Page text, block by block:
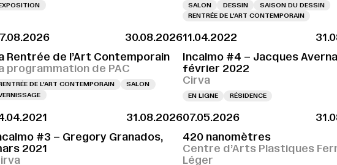
SALON DESSIN
SAISON DU DESSIN
RENTRÉE DE L'ART CONTEMPORAIN
30.08.2026
Rentrée de l’Art Contemporain
programmation de PAC
DE L'ART CONTEMPORAIN
SALON
11.04.2022
Incalmo #4 – Jacques
février 2022
Cirva
EN LIGNE RÉSIDENCE
31.08.2026
#3 – Gregory Granados,
2021
07.05.2026
420 nanomètres
Centre d’Arts Plastiques
Léger